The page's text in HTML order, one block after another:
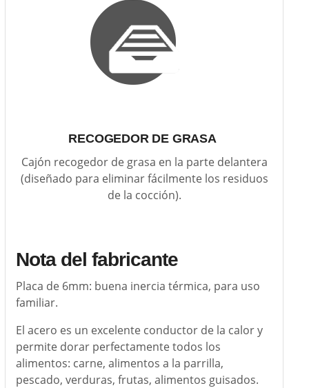
RECOGEDOR DE GRASA
Cajón recogedor de grasa en la parte delantera
(diseñado para eliminar fácilmente los residuos
de la cocción).
Nota del fabricante
Placa de 6mm: buena inercia térmica, para uso
familiar.
El acero es un excelente conductor de la calor y
permite dorar perfectamente todos los
alimentos: carne, alimentos a la parrilla,
pescado, verduras, frutas, alimentos guisados.